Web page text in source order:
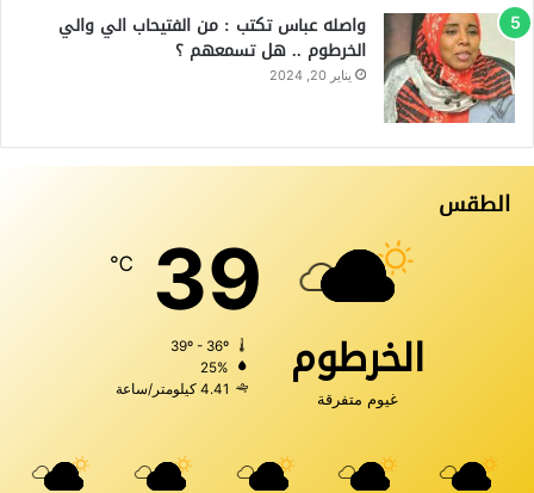
واصله عباس تكتب : من الفتيحاب الي والي
الخرطوم .. هل تسمعهم ؟
يناير 20, 2024
الطقس
الخرطوم
غيوم متفرقة
39
℃
25%
4.41 كيلومتر/ساعة